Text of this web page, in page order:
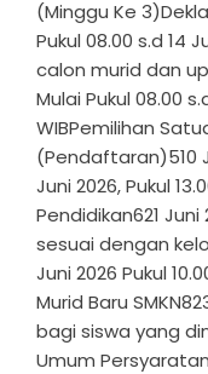
(Minggu Ke
Pukul 08.00 s.d 14
calon murid dan
Mulai Pukul 08.00
WIBPemilihan
(Pendaftaran)510
Juni 2026, Pukul
Pendidikan621
sesuai dengan
Juni 2026 Pukul
Murid Baru
bagi siswa yang
Umum